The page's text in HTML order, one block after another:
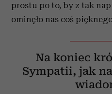
prostu po to, by z tak
ominęło nas coś
Na koniec
Sympatii, jak